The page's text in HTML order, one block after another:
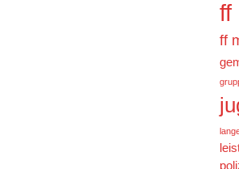
ff
ff